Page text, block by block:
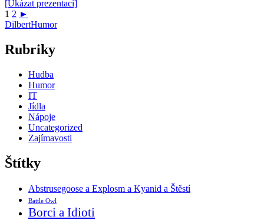
[Ukázat prezentaci]
1 2 ►
DilbertHumor
Rubriky
Hudba
Humor
IT
Jídla
Nápoje
Uncategorized
Zajímavosti
Štítky
Abstrusegoose a Explosm a Kyanid a Štěstí
Battle Owl
Borci a Idioti